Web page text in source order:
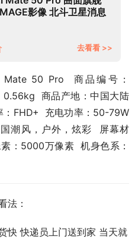
影像 北斗卫星消息
去看看 >>
Mate 50 Pro  商品编号：
商品产地：中国大陆
：FHD+  充电功率：50-79W
潮风，户外，炫彩  屏幕材
：5000万像素  机身色系：
法：
快 快递员上门送到家 当天就